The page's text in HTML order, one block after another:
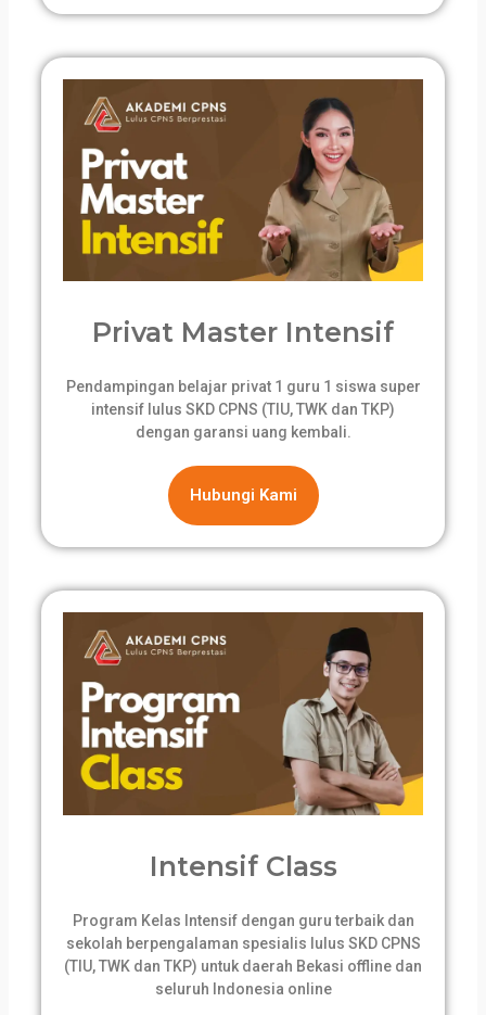
Privat Master Intensif
Pendampingan belajar privat 1 guru 1 siswa super
intensif lulus SKD CPNS (TIU, TWK dan TKP)
dengan garansi uang kembali.
Hubungi Kami
Intensif Class
Program Kelas Intensif dengan guru terbaik dan
sekolah berpengalaman spesialis lulus SKD CPNS
(TIU, TWK dan TKP) untuk daerah Bekasi offline dan
seluruh Indonesia online